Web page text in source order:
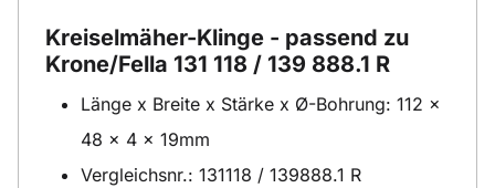
Kreiselmäher-Klinge - passend zu
Krone/Fella 131 118 / 139 888.1 R
Länge x Breite x Stärke x Ø-Bohrung: 112 x
48 x 4 x 19mm
Vergleichsnr.: 131118 / 139888.1 R